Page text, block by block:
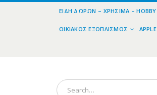
ΕΊΔΗ ΔΏΡΩΝ – ΧΡΉΣΙΜΑ – HOBBY
ΟΙΚΙΑΚΌΣ ΕΞΟΠΛΙΣΜΌΣ APPLE